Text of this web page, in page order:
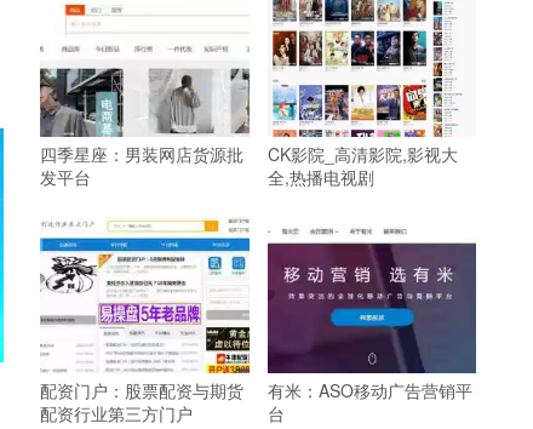
四季星座：男装网店货源批
发平台
CK影院_高清影院,影视大
全,热播电视剧
配资门户：股票配资与期货
配资行业第三方门户
有米：ASO移动广告营销平
台